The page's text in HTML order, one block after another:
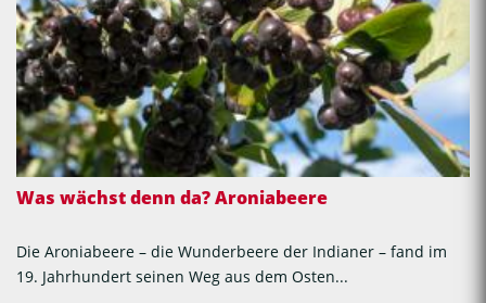
Was wächst denn da? Aroniabeere
Die Aroniabeere – die Wunderbeere der Indianer – fand im
19. Jahrhundert seinen Weg aus dem Osten...